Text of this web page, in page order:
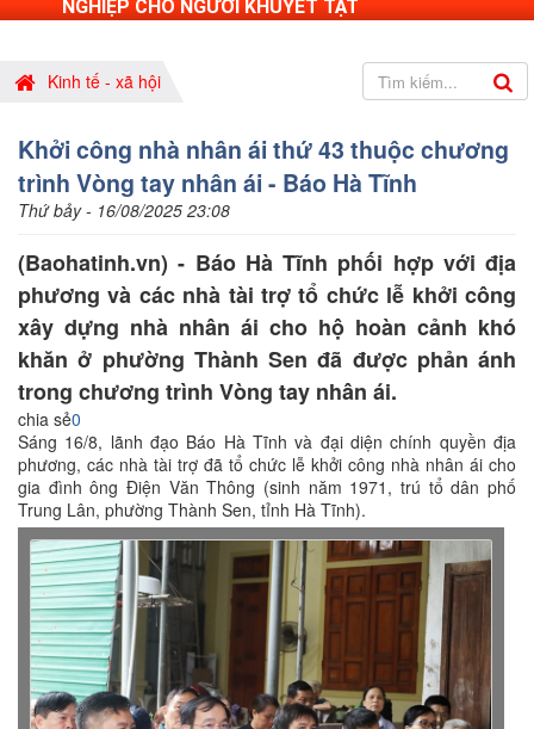
NGHIỆP CHO NGƯỜI KHUYẾT TẬT
Kinh tế - xã hội
Khởi công nhà nhân ái thứ 43 thuộc chương
trình Vòng tay nhân ái - Báo Hà Tĩnh
Thứ bảy - 16/08/2025 23:08
(Baohatinh.vn) - Báo Hà Tĩnh phối hợp với địa
phương và các nhà tài trợ tổ chức lễ khởi công
xây dựng nhà nhân ái cho hộ hoàn cảnh khó
khăn ở phường Thành Sen đã được phản ánh
trong chương trình Vòng tay nhân ái.
chia sẻ0
Sáng 16/8, lãnh đạo Báo Hà Tĩnh và đại diện chính quyền địa
phương, các nhà tài trợ đã tổ chức lễ khởi công nhà nhân ái cho
gia đình ông Điện Văn Thông (sinh năm 1971, trú tổ dân phố
Trung Lân, phường Thành Sen, tỉnh Hà Tĩnh).